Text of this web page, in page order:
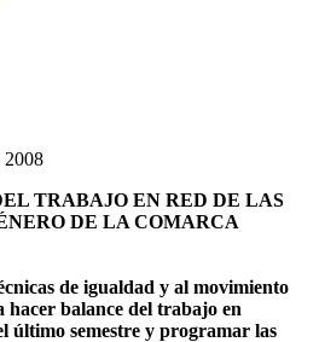
2008
TRABAJO EN RED DE LAS
DE LA COMARCA
de igualdad y al movimiento
hacer balance del trabajo en
último semestre y programar las